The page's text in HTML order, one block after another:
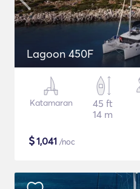
Lagoon 450F
Katamaran
45 ft
14 m
$1,041 /noc